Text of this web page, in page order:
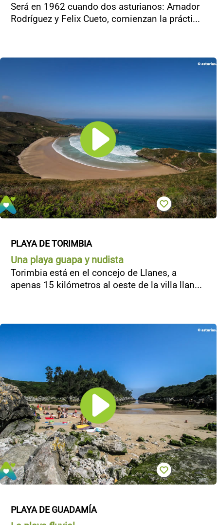
Será en 1962 cuando dos asturianos: Amador
Rodríguez y Felix Cueto, comienzan la prácti...
PLAYA DE TORIMBIA
Una playa guapa y nudista
Torimbia está en el concejo de Llanes, a
apenas 15 kilómetros al oeste de la villa llan...
PLAYA DE GUADAMÍA